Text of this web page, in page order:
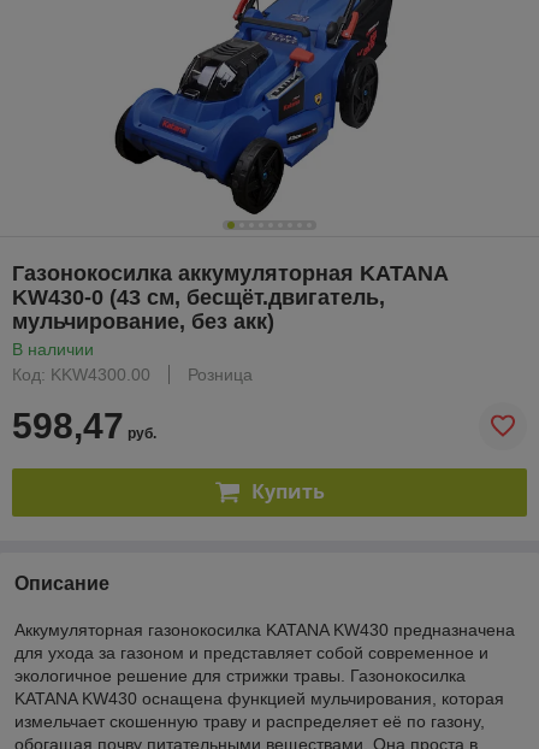
Газонокосилка аккумуляторная KATANA
KW430-0 (43 см, бесщёт.двигатель,
мульчирование, без акк)
В наличии
Код: KKW4300.00
Розница
598,47 руб.
Купить
Описание
Аккумуляторная газонокосилка KATANA KW430 предназначена
для ухода за газоном и представляет собой современное и
экологичное решение для стрижки травы. Газонокосилка
KATANA KW430 оснащена функцией мульчирования, которая
измельчает скошенную траву и распределяет её по газону,
обогащая почву питательными веществами. Она проста в